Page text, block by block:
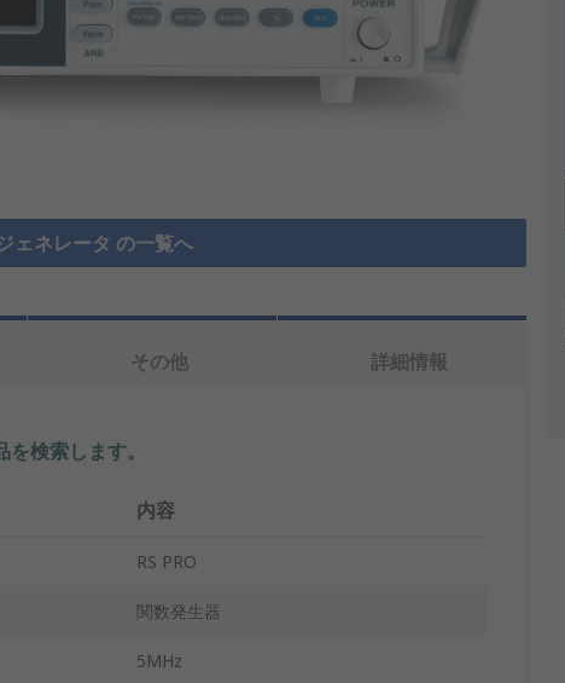
ェネレータ の一覧へ
その他 詳細情報
検索します。
内容
RS PRO
関数発生器
5MHz